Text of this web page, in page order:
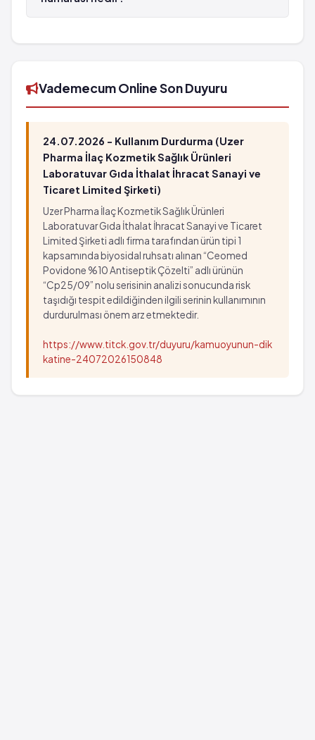
Grip benzeri belirtiler
Kan yapımı bozuklukları
Ağızda lezyonlar
Kusmuk
(%0.1 - %0.01)
Boğaz ağrısı
Burun kanaması
Ürtiker
Grip benzeri belirtiler
Dışkıda kan görülmesi
Kan yapımı bozuklukları
Ciltte kanama
Ağızda lezyonlar
Ödem oluşumu
Ciddi yorgunluk
Kusmuk
g/2 ml 1x2 ml'lik ampul'in barkod numarası
Vademecum Online Son Duyuru
24.07.2026 - Kullanım Durdurma (Uzer
Pharma İlaç Kozmetik Sağlık Ürünleri
Laboratuvar Gıda İthalat İhracat Sanayi ve
Ticaret Limited Şirketi)
Uzer Pharma İlaç Kozmetik Sağlık Ürünleri
Laboratuvar Gıda İthalat İhracat Sanayi ve Ticaret
Limited Şirketi adlı firma tarafından ürün tipi 1
kapsamında biyosidal ruhsatı alınan “Ceomed
Povidone %10 Antiseptik Çözelti” adlı ürünün
“Cp25/09” nolu serisinin analizi sonucunda risk
taşıdığı tespit edildiğinden ilgili serinin kullanımının
durdurulması önem arz etmektedir.
https://www.titck.gov.tr/duyuru/kamuoyunun-dik
katine-24072026150848